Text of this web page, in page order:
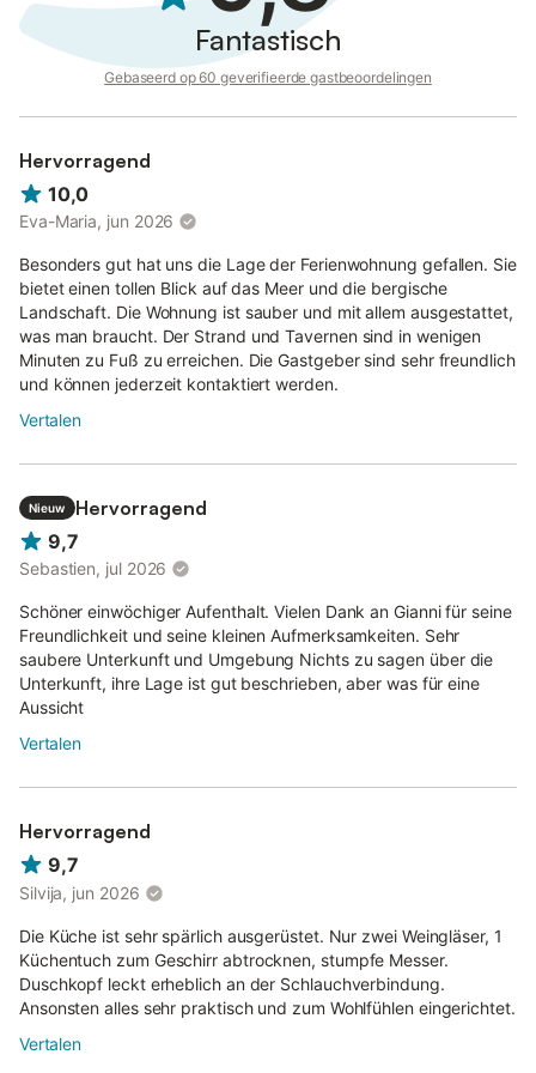
idylle, prachtige uitzichten, mooie zandstranden, zeer schone
zee en een charmant, bergachtig kustlandschap.
Tot het dichtstbijzijnde dorp Akoumia is het ca. 10 km, tot Spili,
en aan het kleinere Triopetra strand, direct onder uw
vakantiewoning.
Fantastisch
Gebaseerd op 60 geverifieerde gastbeoordelingen
Hervorragend
10,0
Eva-Maria, jun 2026
Besonders gut hat uns die Lage der Ferienwohnung gefallen. Sie
bietet einen tollen Blick auf das Meer und die bergische
Landschaft. Die Wohnung ist sauber und mit allem ausgestattet,
was man braucht. Der Strand und Tavernen sind in wenigen
Minuten zu Fuß zu erreichen. Die Gastgeber sind sehr freundlich
und können jederzeit kontaktiert werden.
Vertalen
Nieuw
Hervorragend
9,7
Sebastien, jul 2026
Schöner einwöchiger Aufenthalt. Vielen Dank an Gianni für seine
Freundlichkeit und seine kleinen Aufmerksamkeiten. Sehr
saubere Unterkunft und Umgebung Nichts zu sagen über die
Unterkunft, ihre Lage ist gut beschrieben, aber was für eine
Aussicht
Vertalen
Hervorragend
9,7
Silvija, jun 2026
Die Küche ist sehr spärlich ausgerüstet. Nur zwei Weingläser, 1
Küchentuch zum Geschirr abtrocknen, stumpfe Messer.
Duschkopf leckt erheblich an der Schlauchverbindung.
Ansonsten alles sehr praktisch und zum Wohlfühlen eingerichtet.
Vertalen